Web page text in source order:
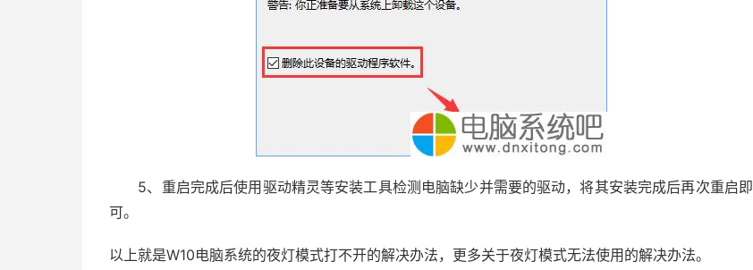
5、重启完成后使用驱动精灵等安装工具检测电脑缺少并需要的驱动，将其安装完成后再次重启即
可。
以上就是W10电脑系统的夜灯模式打不开的解决办法，更多关于夜灯模式无法使用的解决办法。